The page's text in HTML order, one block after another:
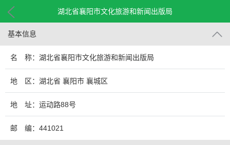
湖北省襄阳市文化旅游和新闻出版局
基本信息
名 称：湖北省襄阳市文化旅游和新闻出版局
地 区：湖北省 襄阳市 襄城区
地 址：运动路88号
邮 编：441021